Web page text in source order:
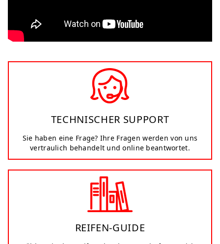
TECHNISCHER SUPPORT
Sie haben eine Frage? Ihre Fragen werden von uns
vertraulich behandelt und online beantwortet.
REIFEN-GUIDE